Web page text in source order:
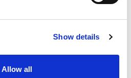
Show details
Allow all
& Push-to-start